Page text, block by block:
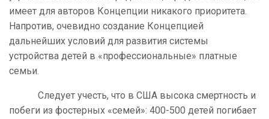
имеет для авторов Концепции никакого приоритета.
Напротив, очевидно создание Концепцией
дальнейших условий для развития системы
устройства детей в «профессиональные» платные
семьи.
Следует учесть, что в США высока смертность и
побеги из фостерных «семей»: 400-500 детей погибает